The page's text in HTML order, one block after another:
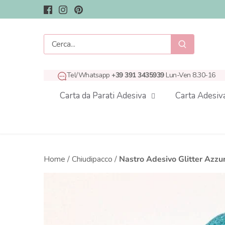
al
Tel/Whatsapp +39 391 3435939Lun-Ven 8.30-16
Carta da Parati Adesiva Carta
Home /Chiudipacco / Nastro Adesivo Glitter